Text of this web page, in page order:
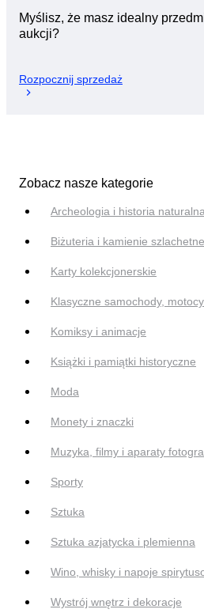
Myślisz, że masz idealny
aukcji?
Rozpocznij sprzedaż
Zobacz nasze kategorie
Archeologia i historia naturalna
Biżuteria i kamienie szlachetne
Karty kolekcjonerskie
Klasyczne samochody,
Komiksy i animacje
Książki i pamiątki historyczne
Moda
Monety i znaczki
Muzyka, filmy i aparaty
Sporty
Sztuka
Sztuka azjatycka i plemienna
Wino, whisky i napoje
Wystrój wnętrz i dekoracje